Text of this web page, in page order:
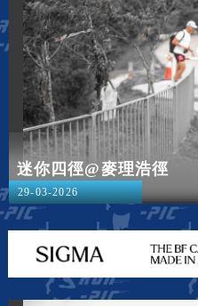
迷你四徑@麥理浩徑
29-03-2026